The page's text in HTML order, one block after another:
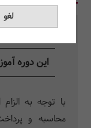
این دوره
با توجه به
محاسبه و